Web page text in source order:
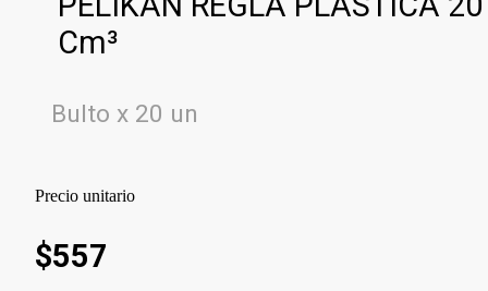
Cm³
Bulto x 20 un
Precio unitario
$557